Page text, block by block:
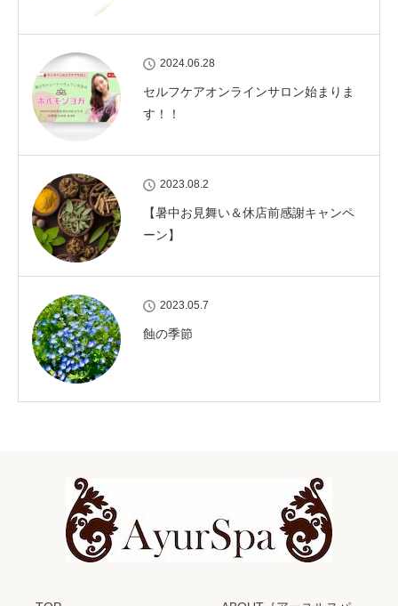
2024.06.28
セルフケアオンラインサロン始まりま
す！！
2023.08.2
【暑中お見舞い＆休店前感謝キャンペ
ーン】
2023.05.7
蝕の季節